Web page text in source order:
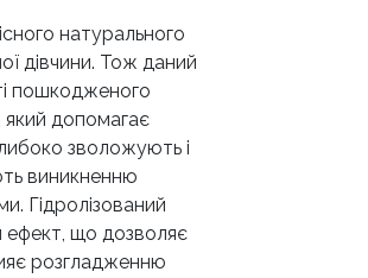
натурального
дівчини. Тож даний
пошкодженого
який допомагає
зволожують і
виникненню
Гідролізований
ефект, що дозволяє
розгладженню